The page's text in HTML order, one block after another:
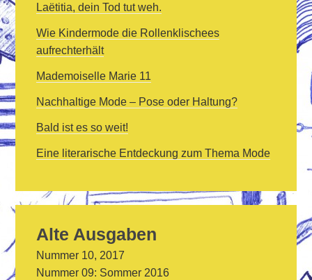
Laëtitia, dein Tod tut weh.
Wie Kindermode die Rollenklischees
aufrechterhält
Mademoiselle Marie 11
Nachhaltige Mode – Pose oder Haltung?
Bald ist es so weit!
Eine literarische Entdeckung zum Thema Mode
Alte Ausgaben
Nummer 10, 2017
Nummer 09: Sommer 2016